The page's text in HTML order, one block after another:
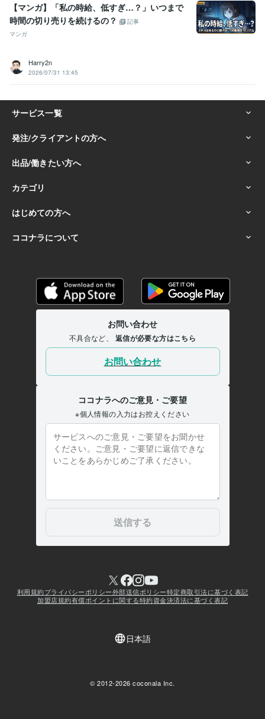
【マンガ】「私の時給、低すぎ…？」いつまで
時間の切り売りを続けるの？
記事
マンガ
Harry2n
2026/07/31 13:45